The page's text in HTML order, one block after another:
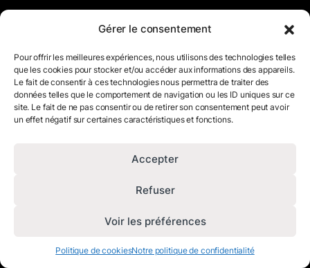
Gérer le consentement
Pour offrir les meilleures expériences, nous utilisons des technologies telles
que les cookies pour stocker et/ou accéder aux informations des appareils.
Le fait de consentir à ces technologies nous permettra de traiter des
données telles que le comportement de navigation ou les ID uniques sur ce
site. Le fait de ne pas consentir ou de retirer son consentement peut avoir
un effet négatif sur certaines caractéristiques et fonctions.
Accepter
Refuser
Voir les préférences
Politique de cookiesNotre politique de confidentialité